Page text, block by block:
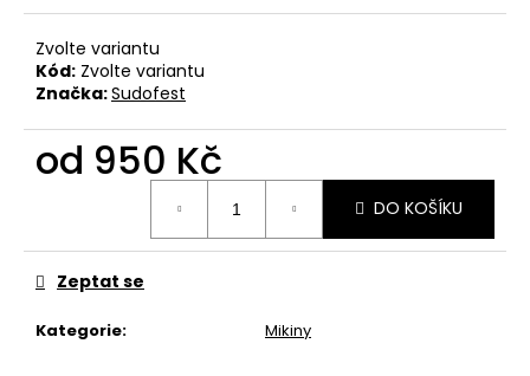
Zvolte variantu
Kód: Zvolte variantu
Značka:Sudofest
od 950 Kč
DO KOŠÍKU
Kategorie: Mikiny
Zeptat se
č
u
e
m
KRABATHOR
THE
OF